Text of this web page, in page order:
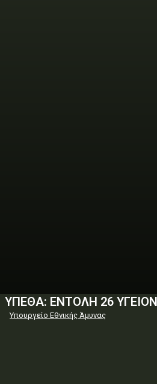
ΥΠΕΘΑ: ΕΝΤΟΛΗ 26
Υπουργείο Εθνικής Άμυνας